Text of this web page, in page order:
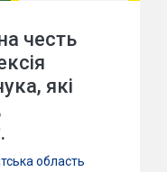
честь
які
область